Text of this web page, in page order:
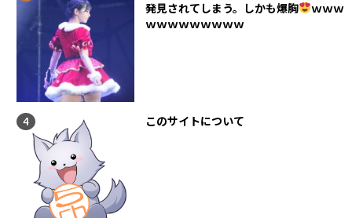
発見されてしまう。しかも爆胸
ｗｗｗ
ｗｗｗｗｗｗｗｗｗ
このサイトについて